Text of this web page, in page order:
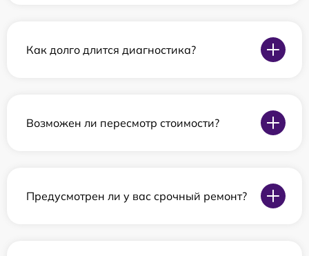
Как долго длится диагностика?
Возможен ли пересмотр стоимости?
Предусмотрен ли у вас срочный ремонт?